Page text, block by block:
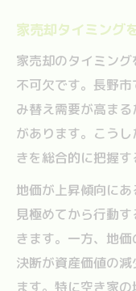
家売却タイミング
家売却のタイミン
不可欠です。長野
み替え需要が高ま
があります。こう
きを総合的に把握す
地価が上昇傾向に
見極めてから行動
きます。一方、地
決断が資産価値の
ます。特に空き家